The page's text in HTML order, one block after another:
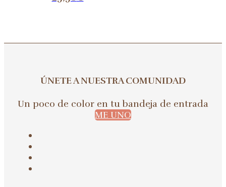
ÚNETE A NUESTRA COMUNIDAD
Un poco de color en tu bandeja de entrada
ME UNO